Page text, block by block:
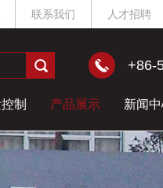
人才招聘
联系我们
+86-
制 产品展示 新闻